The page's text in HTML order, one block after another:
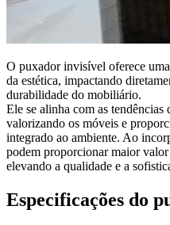
O puxador invisível oferece
da estética, impactando
durabilidade do mobiliário.
Ele se alinha com as tendências
valorizando os móveis e
integrado ao ambiente. Ao
podem proporcionar maior valor
elevando a qualidade e a
Especificações do